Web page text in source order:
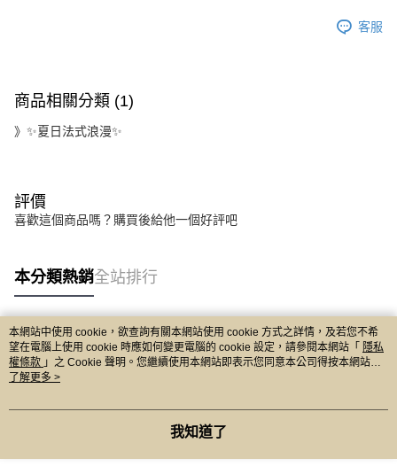
客服
商品相關分類 (1)
》✨夏日法式浪漫✨
評價
喜歡這個商品嗎？購買後給他一個好評吧
本分類熱銷全站排行
熱門標籤
本網站中使用 cookie，欲查詢有關本網站使用 cookie 方式之詳情，及若您不希
望在電腦上使用 cookie 時應如何變更電腦的 cookie 設定，請參閱本網站「 隱私
權條款 」之 Cookie 聲明。您繼續使用本網站即表示您同意本公司得按本網站使
用條款之 Cookie 聲明使用 cookie。
了解更多 >
我知道了